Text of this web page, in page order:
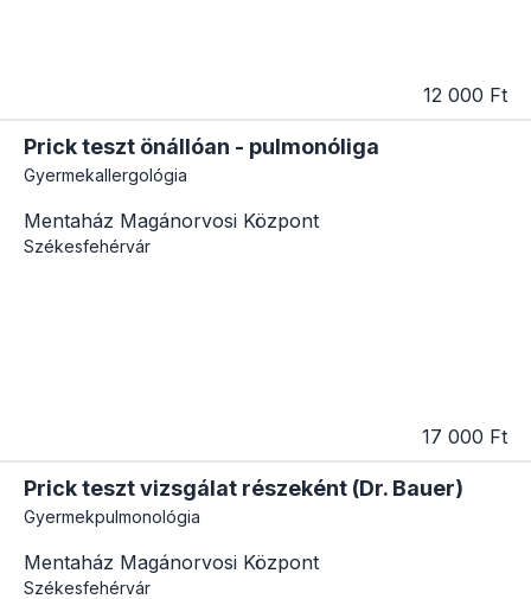
12 000 Ft
Prick teszt önállóan - pulmonóliga
Gyermekallergológia
Mentaház Magánorvosi Központ
Székesfehérvár
17 000 Ft
Prick teszt vizsgálat részeként (Dr. Bauer)
Gyermekpulmonológia
Mentaház Magánorvosi Központ
Székesfehérvár